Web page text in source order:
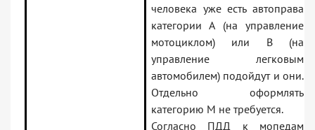
человека уже есть автоправа
категории А (на управление
мотоциклом) или В (на
управление легковым
автомобилем) подойдут и они.
Отдельно оформлять
категорию М не требуется.
Согласно ПДД к мопедам